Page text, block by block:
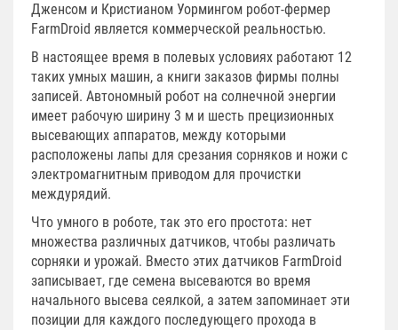
Дженсом и Кристианом Уормингом робот-фермер
FarmDroid является коммерческой реальностью.
В настоящее время в полевых условиях работают 12
таких умных машин, а книги заказов фирмы полны
записей. Автономный робот на солнечной энергии
имеет рабочую ширину 3 м и шесть прецизионных
высевающих аппаратов, между которыми
расположены лапы для срезания сорняков и ножи с
электромагнитным приводом для прочистки
междурядий.
Что умного в роботе, так это его простота: нет
множества различных датчиков, чтобы различать
сорняки и урожай. Вместо этих датчиков FarmDroid
записывает, где семена высеваются во время
начального высева сеялкой, а затем запоминает эти
позиции для каждого последующего прохода в